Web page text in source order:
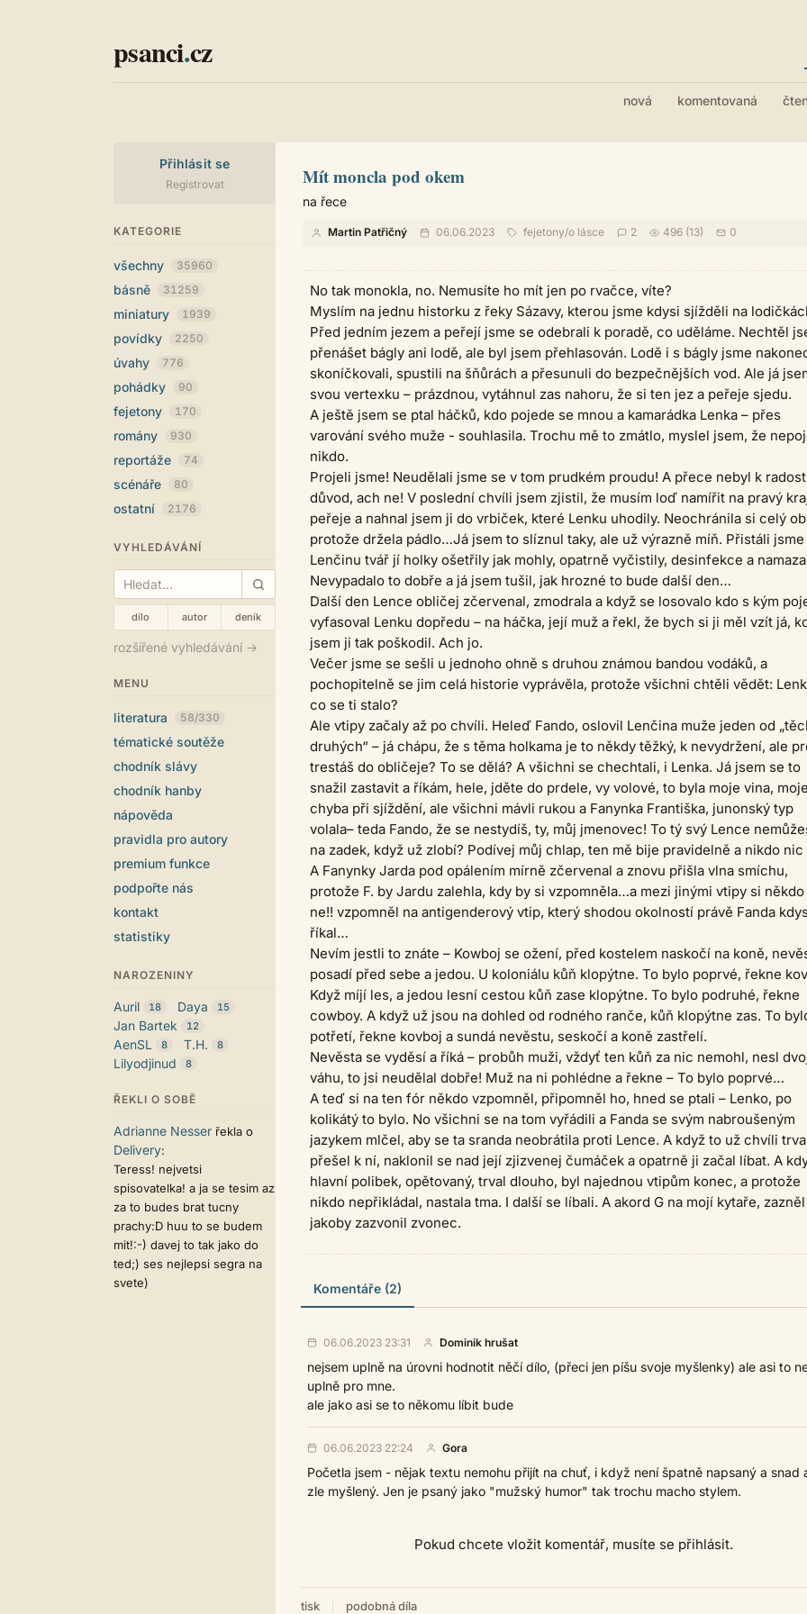
psanci.cz
nová komentovaná
Přihlásit se
Registrovat
KATEGORIE
všechny 35960
básně 31259
miniatury 1939
povídky 2250
úvahy 776
pohádky 90
fejetony 170
romány 930
reportáže 74
scénáře 80
ostatní 2176
VYHLEDÁVÁNÍ
dílo autor deník
rozšířené vyhledávání →
MENU
literatura 58/330
tématické soutěže
chodník slávy
chodník hanby
nápověda
pravidla pro autory
premium funkce
podpořte nás
kontakt
statistiky
NAROZENINY
Auril 18 Daya 15
Jan Bartek 12
AenSL 8 T.H. 8
Lilyodjinud 8
ŘEKLI O SOBĚ
Adrianne Nesser řekla o
Delivery:
Teress! nejvetsi
spisovatelka! a ja se tesim az
za to budes brat tucny
prachy:D huu to se budem
mit!:-) davej to tak jako do
ted;) ses nejlepsi segra na
svete)
Mít moncla pod okem
na řece
Martin Patřičný 06.06.2023 fejetony/o lásce 2 496 (13) 0
No tak monokla, no. Nemusíte ho mít jen po rvačce, víte?
Myslím na jednu historku z řeky Sázavy, kterou jsme kdysi sjížděli na
Před jedním jezem a peřejí jsme se odebrali k poradě, co uděláme. Nechtěl
přenášet bágly ani lodě, ale byl jsem přehlasován. Lodě i s bágly jsme
skoníčkovali, spustili na šňůrách a přesunuli do bezpečnějších vod. Ale já
svou vertexku – prázdnou, vytáhnul zas nahoru, že si ten jez a peřeje sjedu.
A ještě jsem se ptal háčků, kdo pojede se mnou a kamarádka Lenka – přes
varování svého muže - souhlasila. Trochu mě to zmátlo, myslel jsem, že
nikdo.
Projeli jsme! Neudělali jsme se v tom prudkém proudu! A přece nebyl k
důvod, ach ne! V poslední chvíli jsem zjistil, že musím loď namířit na pravý
peřeje a nahnal jsem ji do vrbiček, které Lenku uhodily. Neochránila si celý
protože držela pádlo…Já jsem to slíznul taky, ale už výrazně míň. Přistáli jsme
Lenčinu tvář jí holky ošetřily jak mohly, opatrně vyčistily, desinfekce a
Nevypadalo to dobře a já jsem tušil, jak hrozné to bude další den…
Další den Lence obličej zčervenal, zmodrala a když se losovalo kdo s kým
vyfasoval Lenku dopředu – na háčka, její muž a řekl, že bych si ji měl vzít já,
jsem ji tak poškodil. Ach jo.
Večer jsme se sešli u jednoho ohně s druhou známou bandou vodáků, a
pochopitelně se jim celá historie vyprávěla, protože všichni chtěli vědět:
co se ti stalo?
Ale vtipy začaly až po chvíli. Heleď Fando, oslovil Lenčina muže jeden od
druhých“ – já chápu, že s těma holkama je to někdy těžký, k nevydržení, ale
trestáš do obličeje? To se dělá? A všichni se chechtali, i Lenka. Já jsem se to
snažil zastavit a říkám, hele, jděte do prdele, vy volové, to byla moje vina, moje
chyba při sjíždění, ale všichni mávli rukou a Fanynka Františka, junonský typ
volala– teda Fando, že se nestydíš, ty, můj jmenovec! To tý svý Lence
na zadek, když už zlobí? Podívej můj chlap, ten mě bije pravidelně a nikdo nic
A Fanynky Jarda pod opálením mírně zčervenal a znovu přišla vlna smíchu,
protože F. by Jardu zalehla, kdy by si vzpomněla…a mezi jinými vtipy si někdo
ne!! vzpomněl na antigenderový vtip, který shodou okolností právě Fanda
říkal…
Nevím jestli to znáte – Kowboj se ožení, před kostelem naskočí na koně,
posadí před sebe a jedou. U koloniálu kůň klopýtne. To bylo poprvé, řekne
Když míjí les, a jedou lesní cestou kůň zase klopýtne. To bylo podruhé, řekne
cowboy. A když už jsou na dohled od rodného ranče, kůň klopýtne zas. To
potřetí, řekne kovboj a sundá nevěstu, seskočí a koně zastřelí.
Nevěsta se vyděsí a říká – probůh muži, vždyť ten kůň za nic nemohl, nesl
váhu, to jsi neudělal dobře! Muž na ni pohlédne a řekne – To bylo poprvé…
A teď si na ten fór někdo vzpomněl, připomněl ho, hned se ptali – Lenko, po
kolikátý to bylo. No všichni se na tom vyřádili a Fanda se svým nabroušeným
jazykem mlčel, aby se ta sranda neobrátila proti Lence. A když to už chvíli
přešel k ní, naklonil se nad její zjizvenej čumáček a opatrně ji začal líbat. A
hlavní polibek, opětovaný, trval dlouho, byl najednou vtipům konec, a protože
nikdo nepřikládal, nastala tma. I další se líbali. A akord G na mojí kytaře,
jakoby zazvonil zvonec.
Komentáře (2)
06.06.2023 23:31 Dominik hrušat
nejsem uplně na úrovni hodnotit něčí dílo, (přeci jen píšu svoje myšlenky) ale asi to
uplně pro mne.
ale jako asi se to někomu líbit bude
06.06.2023 22:24 Gora
Početla jsem - nějak textu nemohu přijít na chuť, i když není špatně napsaný a snad
zle myšlený. Jen je psaný jako "mužský humor" tak trochu macho stylem.
Pokud chcete vložit komentář, musíte se přihlásit.
tisk podobná díla